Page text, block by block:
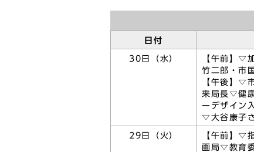
日付
30日（水）
【午前】▽
竹二郎・市
【午後】▽
来局長▽健
ーデザイン
▽大谷康子
29日（火）
【午前】▽
画局▽教育